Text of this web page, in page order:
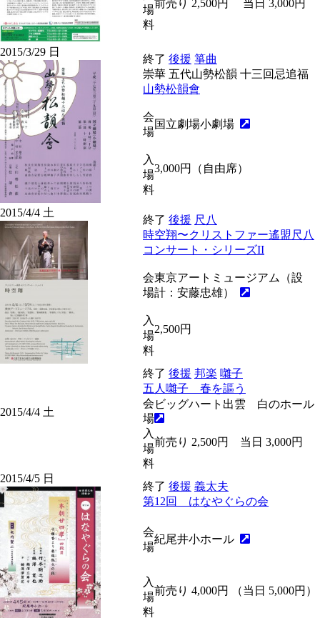
場
料
前売り 2,500円 当日 3,000円
2015/3/29 日
終了 後援 箏曲
崇華 五代山勢松韻 十三回忌追福
山勢松韻會
会
場
国立劇場小劇場
入
場
料
3,000円（自由席）
2015/4/4 土
終了 後援 尺八
時空翔〜クリストファー遙盟尺八
コンサート・シリーズII
会
場
東京アートミュージアム（設
計：安藤忠雄）
入
場
料
2,500円
2015/4/4 土
終了 後援 邦楽 囃子
五人囃子 春を謳う
会
場
ビッグハート出雲 白のホール
入
場
料
前売り 2,500円 当日 3,000円
2015/4/5 日
終了 後援 義太夫
第12回 はなやぐらの会
会
場
紀尾井小ホール
入
場
料
前売り 4,000円 （当日 5,000円）